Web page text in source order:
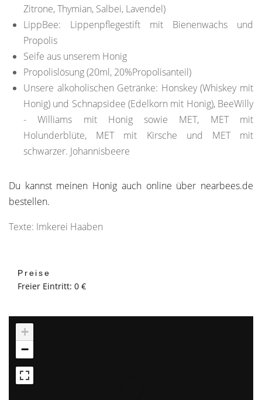
Zitrone, Thymian, Salbei, Lavendel)
LippBee: Lippenpflegestift mit Bienenwachs und
Propolis
Seife aus unserem Honig
Propolislösung (20ml, 20%Propolisanteil)
Unsere alkoholischen Getränke: Honskey (Whiskey mit
Honig) und Schnapsidee (Edelkorn mit Honig), BeeWilly
- Williams mit Honig sowie MET, MET mit
Holunderblüte, MET mit Kirsche und MET mit
schwarzer. Johannisbeere
Du kannst meinen Honig auch online über nearbees.de
bestellen.
Texte: Imkerei Haaben
Preise
Freier Eintritt: 0 €
+
−